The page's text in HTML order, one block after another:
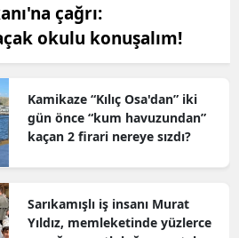
çağrı:
okulu konuşalım!
Kamikaze “Kılıç Osa'dan” iki
gün önce “kum havuzundan”
kaçan 2 firari nereye sızdı?
Sarıkamışlı iş insanı Murat
Yıldız, memleketinde yüzlerce